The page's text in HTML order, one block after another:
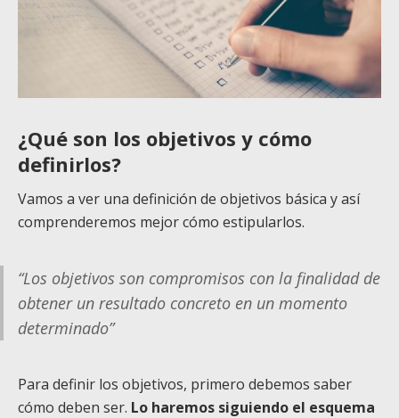
¿Qué son los objetivos y cómo
definirlos?
Vamos a ver una definición de objetivos básica y así
comprenderemos mejor cómo estipularlos.
“Los objetivos son compromisos con la finalidad de
obtener un resultado concreto en un momento
determinado”
Para definir los objetivos, primero debemos saber
cómo deben ser. Lo haremos siguiendo el esquema